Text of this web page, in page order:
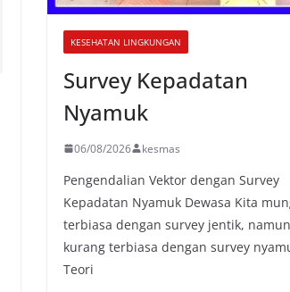
KESEHATAN LINGKUNGAN
Survey Kepadatan
Nyamuk
06/08/2026 kesmas
Pengendalian Vektor dengan Survey
Kepadatan Nyamuk Dewasa Kita
terbiasa dengan survey jentik, namun
kurang terbiasa dengan survey
Teori